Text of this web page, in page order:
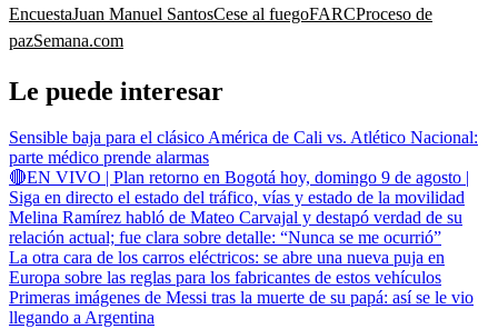
EncuestaJuan Manuel SantosCese al fuegoFARCProceso de
pazSemana.com
Le puede interesar
Sensible baja para el clásico América de Cali vs. Atlético Nacional:
parte médico prende alarmas
🔴EN VIVO | Plan retorno en Bogotá hoy, domingo 9 de agosto |
Siga en directo el estado del tráfico, vías y estado de la movilidad
Melina Ramírez habló de Mateo Carvajal y destapó verdad de su
relación actual; fue clara sobre detalle: “Nunca se me ocurrió”
La otra cara de los carros eléctricos: se abre una nueva puja en
Europa sobre las reglas para los fabricantes de estos vehículos
Primeras imágenes de Messi tras la muerte de su papá: así se le vio
llegando a Argentina